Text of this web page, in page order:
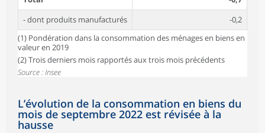
- dont produits manufacturés
-0,2
(1) Pondération dans la consommation des ménages en biens en
valeur en 2019
(2) Trois derniers mois rapportés aux trois mois précédents
Source : Insee
L’évolution de la consommation en biens du
mois de septembre 2022 est révisée à la
hausse